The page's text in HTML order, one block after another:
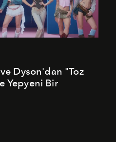
Dyson'dan "Toz
Yepyeni Bir